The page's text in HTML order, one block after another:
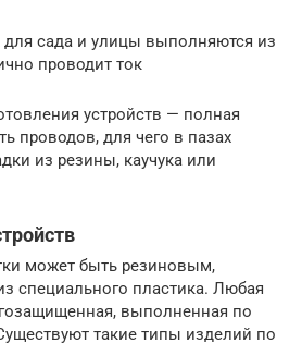
для сада и улицы выполняются из
проводит ток
устройств — полная
проводов, для чего в пазах
из резины, каучука или
может быть резиновым,
специального пластика. Любая
выполненная по
такие типы изделий по